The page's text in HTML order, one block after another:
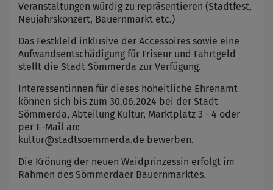
Veranstaltungen würdig zu repräsentieren (Stadtfest,
Neujahrskonzert, Bauernmarkt etc.)
Das Festkleid inklusive der Accessoires sowie eine
Aufwandsentschädigung für Friseur und Fahrtgeld
stellt die Stadt Sömmerda zur Verfügung.
Interessentinnen für dieses hoheitliche Ehrenamt
können sich bis zum 30.06.2024 bei der Stadt
Sömmerda, Abteilung Kultur, Marktplatz 3 - 4 oder
per E-Mail an:
kultur@stadtsoemmerda.de bewerben.
Die Krönung der neuen Waidprinzessin erfolgt im
Rahmen des Sömmerdaer Bauernmarktes.